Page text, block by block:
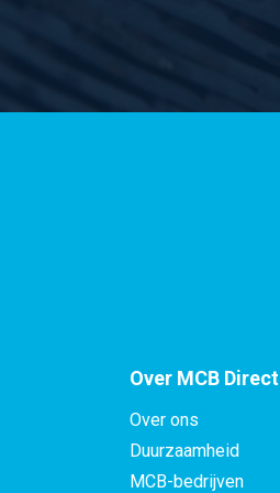
passing h9 gegloeid
passing h9 gegloeid
passing h9 gegloeid
passing h9 gegloeid
passing h9 gegloeid
passing h9 gegloeid
Over MCB Direct
Over ons
Duurzaamheid
MCB-bedrijven